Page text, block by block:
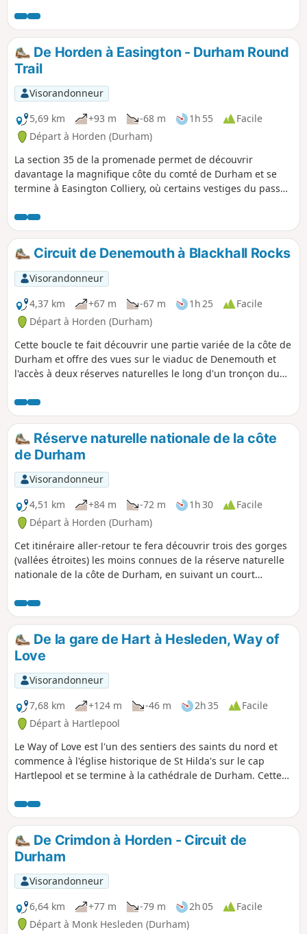
De Horden à Easington - Durham Round
Trail
Visorandonneur
5,69 km
+93 m -68 m 1h 55
Facile
Départ à Horden (Durham)
La section 35 de la promenade permet de découvrir
davantage la magnifique côte du comté de Durham et se
termine à Easington Colliery, où certains vestiges du passé
détour, mais elle était autrefois le site de décharge des
déchets de la mine. Une cage d'extraction est visible dans la
réserve naturelle et l'ancien bureau de paiement est
aujourd'hui un café.
Circuit de Denemouth à Blackhall Rocks
Visorandonneur
4,37 km
+67 m -67 m 1h 25
Facile
Départ à Horden (Durham)
Cette boucle te fait découvrir une partie variée de la côte de
Durham et offre des vues sur le viaduc de Denemouth et
l'accès à deux réserves naturelles le long d'un tronçon du
Réserve naturelle nationale de la côte
de Durham
Visorandonneur
4,51 km
+84 m -72 m 1h 30
Facile
Départ à Horden (Durham)
Cet itinéraire aller-retour te fera découvrir trois des gorges
(vallées étroites) les moins connues de la réserve naturelle
nationale de la côte de Durham, en suivant un court
Path qui offre une vue imprenable sur la côte.
De la gare de Hart à Hesleden, Way of
Love
Visorandonneur
7,68 km
+124 m -46 m 2h 35
Facile
Départ à Hartlepool
Le Way of Love est l'un des sentiers des saints du nord et
commence à l'église historique de St Hilda's sur le cap
Hartlepool et se termine à la cathédrale de Durham. Cette
villages ainsi que des terres agricoles et des bois, en
passant par Crimdon Beck et Bellows Burn.
De Crimdon à Horden - Circuit de
Durham
Visorandonneur
6,64 km
+77 m -79 m 2h 05
Facile
Départ à Monk Hesleden (Durham)